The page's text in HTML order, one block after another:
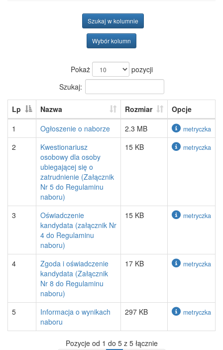
Szukaj w kolumnie
Wybór kolumn
Pokaż
pozycji
Szukaj:
Lp Nazwa Rozmiar
Opcje
1
Ogłoszenie o naborze 2.3 MB metryczka
2
Kwestionariusz
osobowy dla osoby
ubiegającej się o
zatrudnienie (Załącznik
Nr 5 do Regulaminu
naboru)
15 KB metryczka
3
Oświadczenie
kandydata (załącznik Nr
4 do Regulaminu
naboru)
15 KB metryczka
4
Zgoda i oświadczenie
kandydata (Załącznik
Nr 8 do Regulaminu
naboru)
17 KB metryczka
5
Informacja o wynikach
naboru
297 KB metryczka
Pozycje od 1 do 5 z 5 łącznie